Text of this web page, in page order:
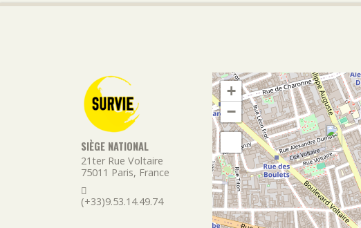
SIÈGE NATIONAL
21ter Rue Voltaire
75011 Paris, France
(+33)9.53.14.49.74
+
−